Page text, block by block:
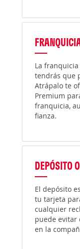
La
tendrás que
Atrápalo te
Premium
franquicia,
fianza.
DEPÓSITO
El depósito
tu tarjeta
cualquier
puede evitar
en la